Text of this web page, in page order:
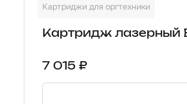
Картриджи для оргтехники
Картридж лазерный
7 015 ₽